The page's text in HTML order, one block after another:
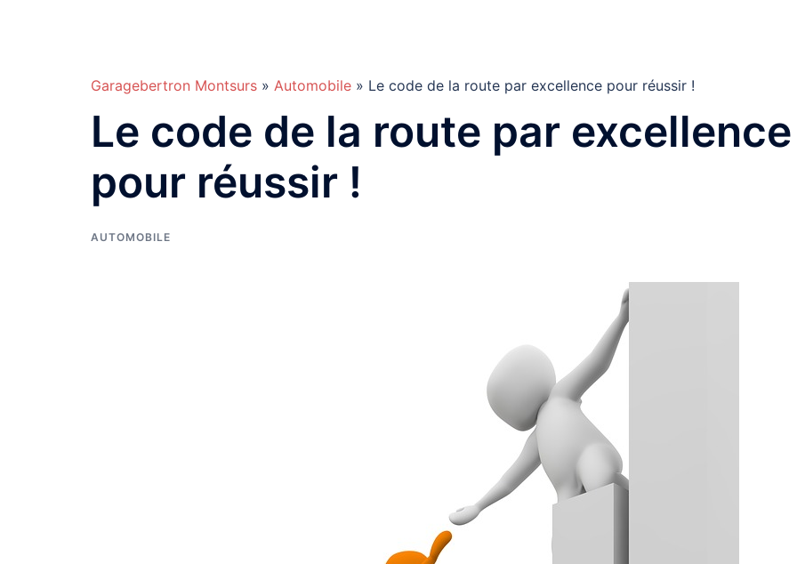
Garagebertron Montsurs » Automobile » Le code de la route par excellence pour réussir !
Le code de la route par excellence
pour réussir !
AUTOMOBILE